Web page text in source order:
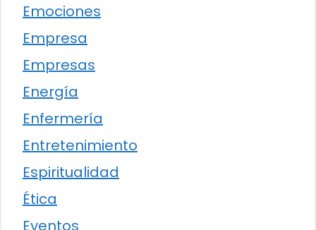
Emociones
Empresa
Empresas
Energía
Enfermería
Entretenimiento
Espiritualidad
Ética
Eventos